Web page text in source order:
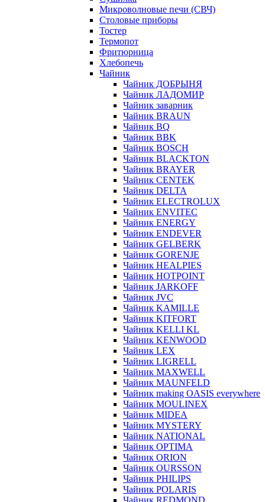
Микроволновые печи (СВЧ)
Столовые приборы
Тостер
Термопот
Фритюрница
Хлебопечь
Чайник
Чайник ДОБРЫНЯ
Чайник ЛАДОМИР
Чайник заварник
Чайник BRAUN
Чайник BQ
Чайник BBK
Чайник BOSCH
Чайник BLACKTON
Чайник BRAYER
Чайник CENTEK
Чайник DELTA
Чайник ELECTROLUX
Чайник ENVITEC
Чайник ENERGY
Чайник ENDEVER
Чайник GELBERK
Чайник GORENJE
Чайник HEALPIES
Чайник HOTPOINT
Чайник JARKOFF
Чайник JVC
Чайник KAMILLE
Чайник KITFORT
Чайник KELLI KL
Чайник KENWOOD
Чайник LEX
Чайник LIGRELL
Чайник MAXWELL
Чайник MAUNFELD
Чайник making OASIS everywhere
Чайник MOULINEX
Чайник MIDEA
Чайник MYSTERY
Чайник NATIONAL
Чайник OPTIMA
Чайник ORION
Чайник OURSSON
Чайник PHILIPS
Чайник POLARIS
Чайник REDMOND